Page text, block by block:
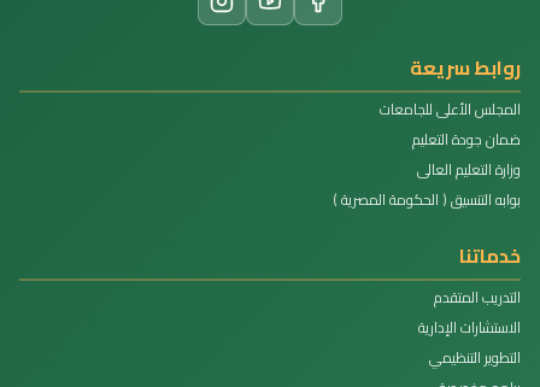
روابط سريعة
المجلس الأعلى للجامعات
ضمان جودة التعليم
وزارة التعليم العالى
بوابه التنسيق ( الحكومة المصرية )
خدماتنا
التدريب المتقدم
الاستشارات الإدارية
التطوير التنظيمي